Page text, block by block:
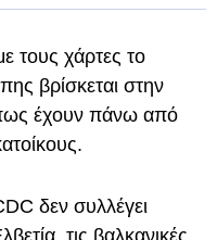
τους χάρτες το
βρίσκεται στην
έχουν πάνω από
δεν συλλέγει